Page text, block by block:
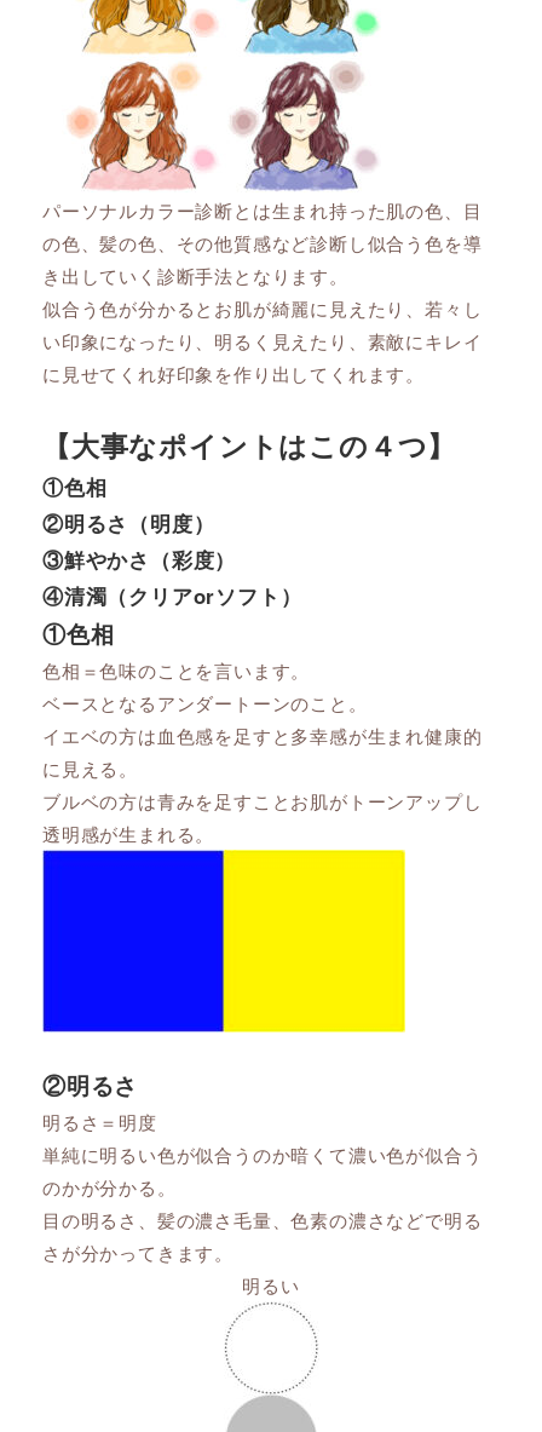
パーソナルカラー診断とは生まれ持った肌の色、目
の色、髪の色、その他質感など診断し似合う色を導
き出していく診断手法となります。
似合う色が分かるとお肌が綺麗に見えたり、若々し
い印象になったり、明るく見えたり、素敵にキレイ
に見せてくれ好印象を作り出してくれます。
【大事なポイントはこの４つ】
①色相
②明るさ（明度）
③鮮やかさ（彩度）
④清濁（クリアorソフト）
①色相
色相＝色味のことを言います。
ベースとなるアンダートーンのこと。
イエベの方は血色感を足すと多幸感が生まれ健康的
に見える。
ブルベの方は青みを足すことお肌がトーンアップし
透明感が生まれる。
②明るさ
明るさ＝明度
単純に明るい色が似合うのか暗くて濃い色が似合う
のかが分かる。
目の明るさ、髪の濃さ毛量、色素の濃さなどで明る
さが分かってきます。
明るい